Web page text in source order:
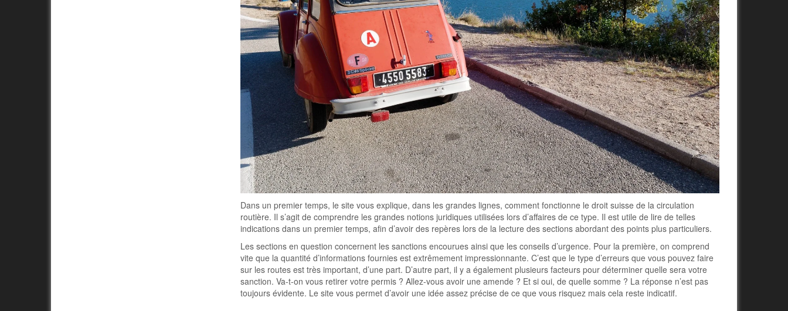
Dans un premier temps, le site vous explique, dans les grandes lignes, comment fonctionne le droit suisse de la circulation
routière. Il s’agit de comprendre les grandes notions juridiques utilisées lors d’affaires de ce type. Il est utile de lire de telles
indications dans un premier temps, afin d’avoir des repères lors de la lecture des sections abordant des points plus particuliers.
Les sections en question concernent les sanctions encourues ainsi que les conseils d’urgence. Pour la première, on comprend
vite que la quantité d’informations fournies est extrêmement impressionnante. C’est que le type d’erreurs que vous pouvez faire
sur les routes est très important, d’une part. D’autre part, il y a également plusieurs facteurs pour déterminer quelle sera votre
sanction. Va-t-on vous retirer votre permis ? Allez-vous avoir une amende ? Et si oui, de quelle somme ? La réponse n’est pas
toujours évidente. Le site vous permet d’avoir une idée assez précise de ce que vous risquez mais cela reste indicatif.